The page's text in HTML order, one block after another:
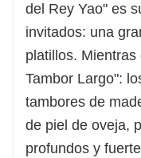
del Rey Yao" es
invitados: una
platillos. Mientras
Tambor Largo":
tambores de
de piel de oveja,
profundos y